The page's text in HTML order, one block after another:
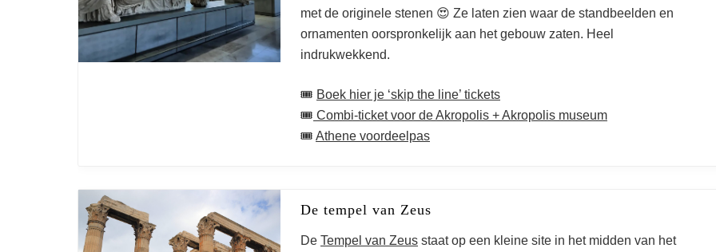
Wat te doen in
met de originele stenen 😍 Ze laten zien waar de standbeelden en
ornamenten oorspronkelijk aan het gebouw zaten. Heel
indrukwekkend.
🎟️ Boek hier je ‘skip the line’ tickets
🎟️ Combi-ticket voor de Akropolis + Akropolis museum
🎟️ Athene voordeelpas
De tempel van Zeus
De Tempel van Zeus staat op een kleine site in het midden van het